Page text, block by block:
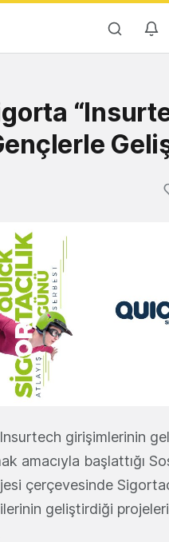
girişimlerinin
amacıyla başlattığı
çerçevesinde
geliştirdiği projeleri